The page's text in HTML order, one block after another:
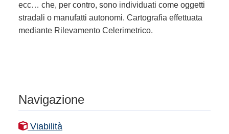
ecc… che, per contro, sono individuati come oggetti
stradali o manufatti autonomi. Cartografia effettuata
mediante Rilevamento Celerimetrico.
Navigazione
Viabilità